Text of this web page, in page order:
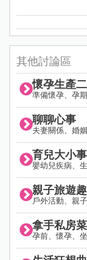
其他討論區
懷孕生產
準備懷孕、孕
聊聊心事
夫妻關係、婚
育兒大小事
嬰幼兒疾病、
親子旅遊趣
戶外活動、親
拿手私房菜
孕前、懷孕、